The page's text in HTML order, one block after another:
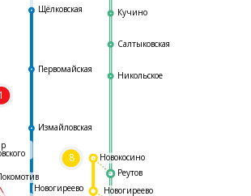
8
Кучино
Салтыковская
Никольское
Реутов
Измайловская
Первомайская
Щёлковская
Новогиреево
Новогиреево
Новокосино